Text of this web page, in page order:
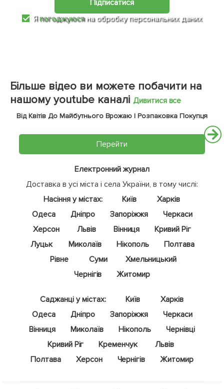
Підписатися
Япогоджуюсяна обробку персональних даних
Більше відео ви можете побачити на
нашому youtube каналі Дивитися все
Від Квітів До Майбутнього Врожаю | Розпаковка Покупця
Перейти
Електронний журнал
Доставка в усі міста і села України, в тому числі:
Насіння у містах:
Київ
Харків
Одеса
Дніпро Запоріжжя
Черкаси
Херсон
Львів Вінниця
Кривий Ріг
Луцьк
Миколаїв Нікополь
Полтава
Рівне
Суми
Хмельницький
Чернігів
Житомир
Саджанці у містах: Київ
Харків
Одеса
Дніпро Запоріжжя
Черкаси
Вінниця
Миколаїв Нікополь
Чернівці
Кривий Ріг
Кременчук
Львів
Полтава
Херсон Чернігів Житомир